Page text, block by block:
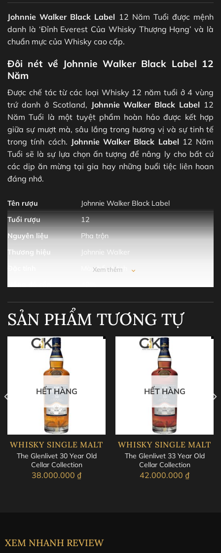
Johnnie Walker Black Label 12 Năm Tuổi được mệnh
danh là ‘Đỉnh Everest Của Whisky Thượng Hạng’ và là
chuẩn mực của Whisky cao cấp.
Đôi nét về Johnnie Walker Black Label 12
Năm
Được chế tác từ các loại Whisky 12 năm tuổi ở 4 vùng
trứ danh ở Scotland, Johnnie Walker Black Label 12
Năm Tuổi là một tuyệt phẩm hoàn hảo được kết hợp
giữa sự mượt mà, sâu lắng trong hương vị và sự tinh tế
trong tính cách. Johnnie Walker Black Label 12 Năm
Tuổi sẽ là sự lựa chọn ấn tượng để nâng ly cho bất cứ
các dịp ăn mừng tại gia hay những buổi tiệc liên hoan
đáng nhớ.
Tên rượu
Johnnie Walker Black Label
Tuổi rượu
12
Nguyên liệu
Pha trộn
Thương hiệu
Johnnie Walker
Màu hổ phách
Dung tích
1000ml
Loại rượu
Blended Scotch Whisky
Câu chuyện về Johnnie Walker Black Label
12 Năm
Vào năm 1909, cái tên ‘Extra Old Highland Whisky’
được đổi tên thành
Johnnie Walker Black Label 12 năm
và được ra đời từ sự kết hợp hoàn hảo của những dòng
Whisky thượng hạng đến từ 4 vùng trứ danh của
Nhanh chóng được mệnh danh là chuẩn mực của Whisky
thượng hạng,Johnnie Walker Black Label 12 Yearđã
trở nên bất tử cùng huyền thoại màn bạc Blade Runner
(1982), và sát cánh bên nhiều nhà chính trị gia nổi tiếng
Ngày nay,Johnnie Walker Black Label 12 Năm Tuổi
Xem thêm
SẢN PHẨM TƯƠNG TỰ
HẾT HÀNG
WHISKY SINGLE MALT
The Glenlivet 30 Year Old
Cellar Collection
38.000.000 ₫
HẾT HÀNG
WHISKY SINGLE MALT
The Glenlivet 33 Year Old
Cellar Collection
42.000.000 ₫
XEM NHANH REVIEW